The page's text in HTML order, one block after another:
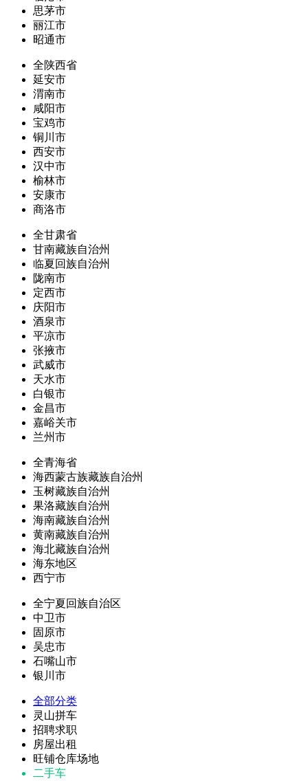
思茅市
丽江市
昭通市
全陕西省
延安市
渭南市
咸阳市
宝鸡市
铜川市
西安市
汉中市
榆林市
安康市
商洛市
全甘肃省
甘南藏族自治州
临夏回族自治州
陇南市
定西市
庆阳市
酒泉市
平凉市
张掖市
武威市
天水市
白银市
金昌市
嘉峪关市
兰州市
全青海省
海西蒙古族藏族自治州
玉树藏族自治州
果洛藏族自治州
海南藏族自治州
黄南藏族自治州
海北藏族自治州
海东地区
西宁市
全宁夏回族自治区
中卫市
固原市
吴忠市
石嘴山市
银川市
全部分类
灵山拼车
招聘求职
房屋出租
旺铺仓库场地
二手车